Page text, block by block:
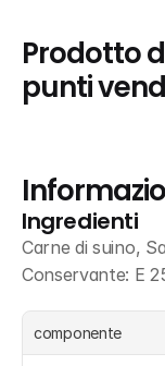
Prodotto
punti
Ingredienti
Carne di suino,
Conservante: E
componente